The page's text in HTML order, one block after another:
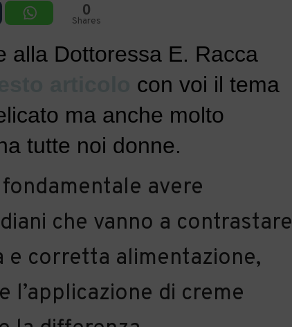
0
Shares
alla Dottoressa E. Racca
con voi il tema
ma anche molto
tutte noi donne.
avere
che vanno a contrastare
e corretta alimentazione,
l’applicazione di creme